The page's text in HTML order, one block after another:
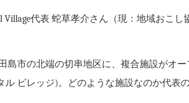
Village代表 蛇草孝介さん（現：地域おこし
島市の北端の切串地区に、複合施設がオ
ル ビレッジ)。どのような施設なのか代表